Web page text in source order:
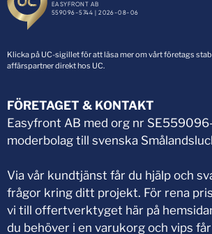
Klicka på UC-sigillet för att läsa mer om vårt företags
affärspartner direkt hos UC.
FÖRETAGET & KONTAKT
Easyfront AB med org nr
moderbolag till svenska
Via vår kundtjänst får du hjälp och
frågor kring ditt projekt. För rena
vi till offertverktyget här på
du behöver i en varukorg och vips